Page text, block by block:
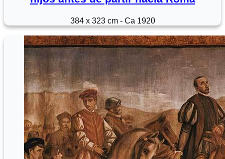
384 x 323 cm - Ca 1920